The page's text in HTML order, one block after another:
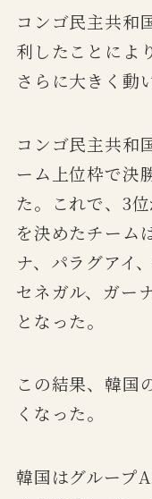
コンゴ民主共和
利したことによ
さらに大きく動
コンゴ民主共和
ーム上位枠で決
た。これで、3
を決めたチーム
ナ、パラグアイ
セネガル、ガー
となった。
この結果、韓国
くなった。
韓国はグループ